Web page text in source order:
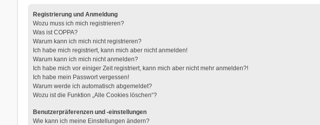
Registrierung und Anmeldung
Wozu muss ich mich registrieren?
Was ist COPPA?
Warum kann ich mich nicht registrieren?
Ich habe mich registriert, kann mich aber nicht anmelden!
Warum kann ich mich nicht anmelden?
Ich habe mich vor einiger Zeit registriert, kann mich aber nicht mehr anmelden?!
Ich habe mein Passwort vergessen!
Warum werde ich automatisch abgemeldet?
Wozu ist die Funktion „Alle Cookies löschen“?
Benutzerpräferenzen und -einstellungen
Wie kann ich meine Einstellungen ändern?